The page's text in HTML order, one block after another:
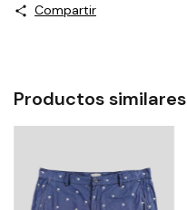
Compartir
Productos similares